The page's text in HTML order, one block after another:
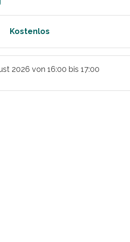
Kostenlos
2026 von 16:00 bis 17:00